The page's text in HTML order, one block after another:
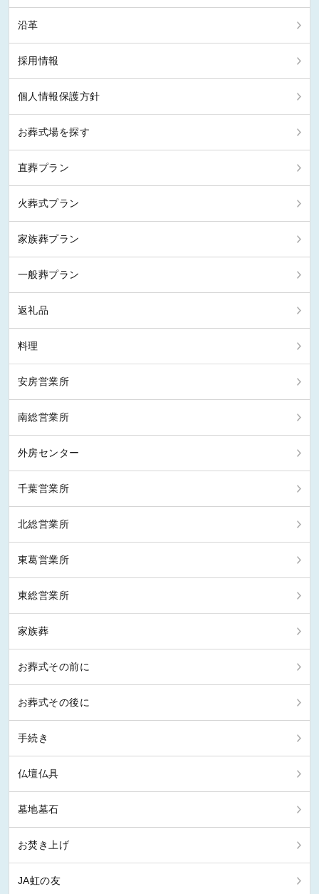
沿革
採用情報
個人情報保護方針
お葬式場を探す
直葬プラン
火葬式プラン
家族葬プラン
一般葬プラン
返礼品
料理
安房営業所
南総営業所
外房センター
千葉営業所
北総営業所
東葛営業所
東総営業所
家族葬
お葬式その前に
お葬式その後に
手続き
仏壇仏具
墓地墓石
お焚き上げ
JA虹の友